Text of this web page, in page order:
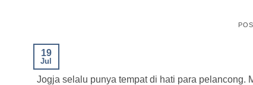
19
Jul
Jogja selalu punya tempat di hati para